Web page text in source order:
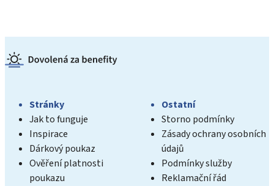
Stránky
Jak to funguje
Inspirace
Dárkový poukaz
Ověření platnosti
poukazu
Ostatní
Storno podmínky
Zásady ochrany osobních
údajů
Podmínky služby
Reklamační řád